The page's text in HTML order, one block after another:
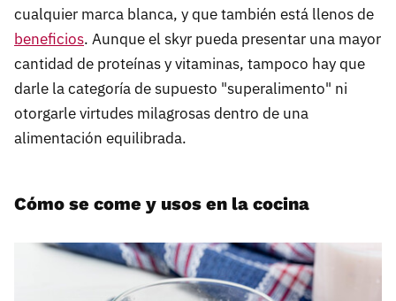
cualquier marca blanca, y que también está llenos de
beneficios. Aunque el skyr pueda presentar una mayor
cantidad de proteínas y vitaminas, tampoco hay que
darle la categoría de supuesto "superalimento" ni
otorgarle virtudes milagrosas dentro de una
alimentación equilibrada.
Cómo se come y usos en la cocina